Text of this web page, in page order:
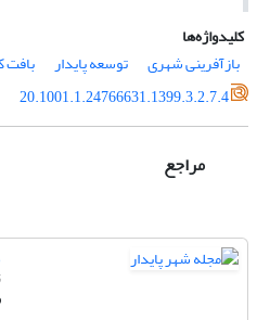
کلیدواژه‌ها
بازآفرینی شهری
توسعه پایدار بافت
20.1001.1.24766631.1399.3.2.7.4
مراجع